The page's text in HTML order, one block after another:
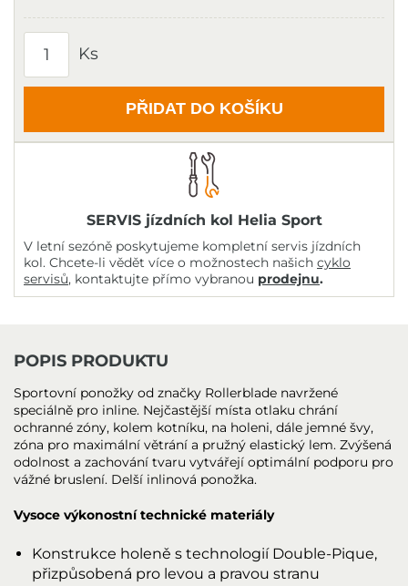
Ks
PŘIDAT DO KOŠÍKU
SERVIS jízdních kol Helia Sport
V letní sezóně poskytujeme kompletní servis jízdních
kol. Chcete-li vědět více o možnostech našich cyklo
servisů, kontaktujte přímo vybranou prodejnu.
POPIS PRODUKTU
Sportovní ponožky od značky Rollerblade navržené
speciálně pro inline. Nejčastější místa otlaku chrání
ochranné zóny, kolem kotníku, na holeni, dále jemné švy,
zóna pro maximální větrání a pružný elastický lem. Zvýšená
odolnost a zachování tvaru vytvářejí optimální podporu pro
vážné bruslení. Delší inlinová ponožka.
Vysoce výkonostní technické materiály
Konstrukce holeně s technologií Double-Pique,
přizpůsobená pro levou a pravou stranu